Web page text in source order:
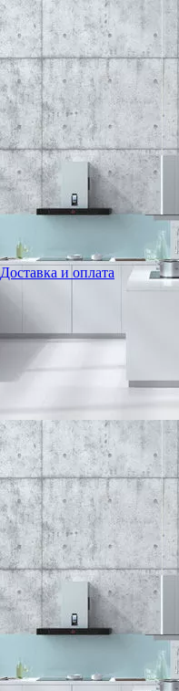
Доставка и оплата